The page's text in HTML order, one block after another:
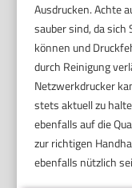
Ausdrucken. Achte
sauber sind, da sich
können und
durch Reinigung
Netzwerkdrucker
stets aktuell zu
ebenfalls auf die
zur richtigen
ebenfalls nützlich